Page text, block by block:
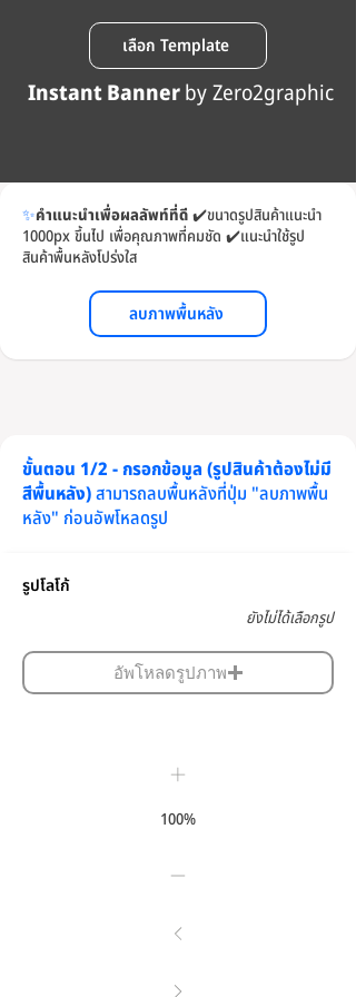
เลือก Template
Instant Bannerby Zero2graphic
✨คำแนะนำเพื่อผลลัพท์ที่ดี✔️ขนาดรูปสินค้าแนะนำ
1000px ขึ้นไป เพื่อคุณภาพที่คมชัด ✔️แนะนำใช้รูป
สินค้าพื้นหลังโปร่งใส
ลบภาพพื้นหลัง
ขั้นตอน 1/2 - กรอกข้อมูล (รูปสินค้าต้องไม่มี
สีพื้นหลัง)สามารถลบพื้นหลังที่ปุ่ม "ลบภาพพื้น
หลัง" ก่อนอัพโหลดรูป
รูปโลโก้
ยังไม่ได้เลือกรูป
อัพโหลดรูปภาพ
100%